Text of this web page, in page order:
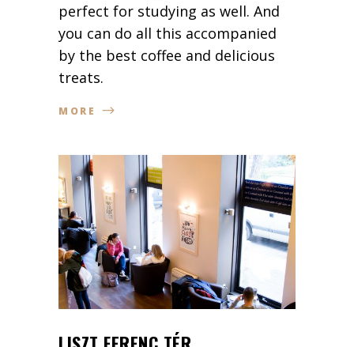
perfect for studying as well. And
you can do all this accompanied
by the best coffee and delicious
treats.
MORE